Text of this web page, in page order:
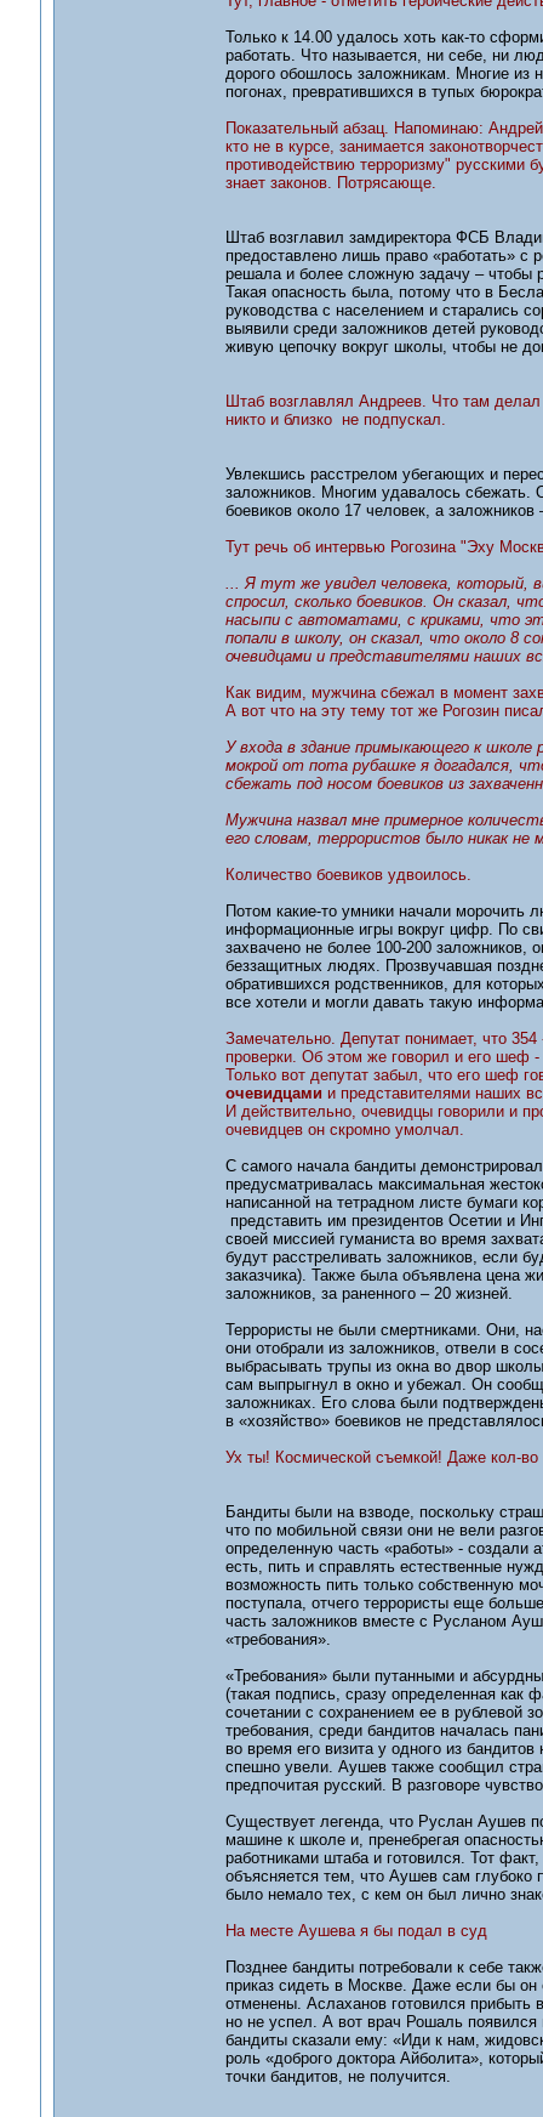
Только к 14.00 удалось хоть как-то
работать. Что называется, ни себе, ни
дорого обошлось заложникам. Многие из
погонах, превратившихся в тупых
Показательный абзац. Напоминаю:
кто не в курсе, занимается
противодействию терроризму" русскими
знает законов. Потрясающе.
Штаб возглавил замдиректора ФСБ
предоставлено лишь право «работать» с
решала и более сложную задачу – чтобы
Такая опасность была, потому что в
руководства с населением и старались
выявили среди заложников детей
живую цепочку вокруг школы, чтобы не
Штаб возглавлял Андреев. Что там делал
никто и близко не подпускал.
Увлекшись расстрелом убегающих и
заложников. Многим удавалось сбежать.
боевиков около 17 человек, а заложников
Тут речь об интервью Рогозина "Эху
... Я тут же увидел человека, который,
спросил, сколько боевиков. Он сказал,
насыпи с автоматами, с криками, что
попали в школу, он сказал, что около 8
очевидцами и представителями наших
Как видим, мужчина сбежал в момент
А вот что на эту тему тот же Рогозин
У входа в здание примыкающего к школе
мокрой от пота рубашке я догадался,
сбежать под носом боевиков из
Мужчина назвал мне примерное
его словам, террористов было никак не
Количество боевиков удвоилось.
Потом какие-то умники начали морочить
информационные игры вокруг цифр. По
захвачено не более 100-200
беззащитных людях. Прозвучавшая
обратившихся родственников, для
все хотели и могли давать такую
Замечательно. Депутат понимает, что
проверки. Об этом же говорил и его шеф -
Только вот депутат забыл, что его шеф
очевидцами и представителями наших
И действительно, очевидцы говорили и
очевидцев он скромно умолчал.
С самого начала бандиты
предусматривалась максимальная
написанной на тетрадном листе бумаги
представить им президентов Осетии и
своей миссией гуманиста во время
будут расстреливать заложников, если
заказчика). Также была объявлена цена
заложников, за раненного – 20 жизней.
Террористы не были смертниками. Они,
они отобрали из заложников, отвели в
выбрасывать трупы из окна во двор
сам выпрыгнул в окно и убежал. Он
заложниках. Его слова были
в «хозяйство» боевиков не
Ух ты! Космической съемкой! Даже кол-во
Бандиты были на взводе, поскольку
что по мобильной связи они не вели
определенную часть «работы» - создали
есть, пить и справлять естественные
возможность пить только собственную
поступала, отчего террористы еще
часть заложников вместе с Русланом
«требования».
«Требования» были путанными и
(такая подпись, сразу определенная как
сочетании с сохранением ее в рублевой
требования, среди бандитов началась
во время его визита у одного из
спешно увели. Аушев также сообщил
предпочитая русский. В разговоре
Существует легенда, что Руслан Аушев
машине к школе и, пренебрегая
работниками штаба и готовился. Тот
объясняется тем, что Аушев сам глубоко
было немало тех, с кем он был лично
На месте Аушева я бы подал в суд
Позднее бандиты потребовали к себе
приказ сидеть в Москве. Даже если бы
отменены. Аслаханов готовился
но не успел. А вот врач Рошаль
бандиты сказали ему: «Иди к нам,
роль «доброго доктора Айболита»,
точки бандитов, не получится.